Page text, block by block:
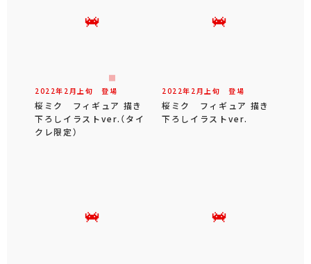
2022年 2 月 上旬 登場
桜ミク フィギュア 描き
下ろしイラストver.（タイ
クレ限定）
2022年 2 月 上旬 登場
桜ミク フィギュア 描き
下ろしイラストver.